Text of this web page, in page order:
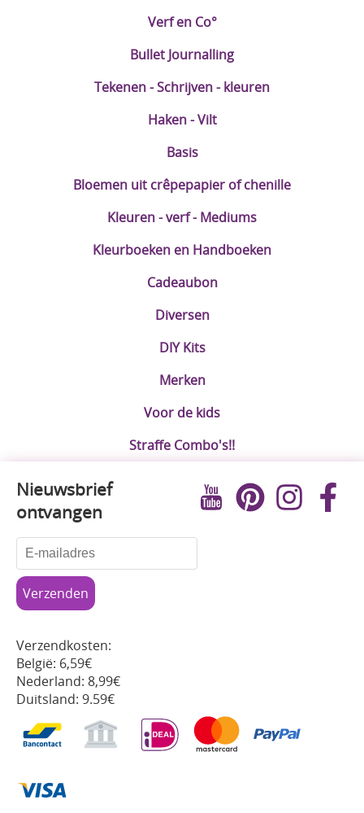
Verf en Co°
Bullet Journalling
Tekenen - Schrijven - kleuren
Haken - Vilt
Basis
Bloemen uit crêpepapier of chenille
Kleuren - verf - Mediums
Kleurboeken en Handboeken
Cadeaubon
Diversen
DIY Kits
Merken
Voor de kids
Straffe Combo's!!
Nieuwsbrief
ontvangen
Verzendkosten:
België: 6,59€
Nederland: 8,99€
Duitsland: 9.59€